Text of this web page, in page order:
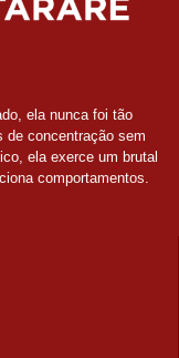
ela nunca foi tão
de concentração sem
ela exerce um brutal
comportamentos.